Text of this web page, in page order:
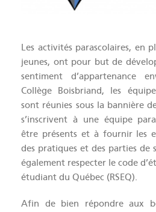
Les activités parascolaires, en
jeunes, ont pour but de
sentiment d’appartenance
Collège Boisbriand, les
sont réunies sous la bannière
s’inscrivent à une équipe
être présents et à fournir les
des pratiques et des parties de
également respecter le code
étudiant du Québec (RSEQ).
Afin de bien répondre aux